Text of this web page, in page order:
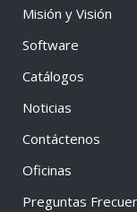
Misión y Visión
Software
Catálogos
Noticias
Contáctenos
Oficinas
Preguntas